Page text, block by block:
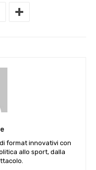
format innovativi con
allo sport, dalla